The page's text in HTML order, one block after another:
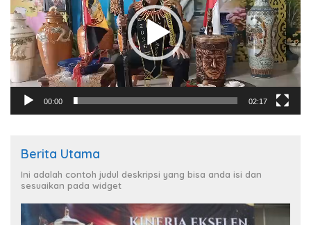
00:00 02:17
Berita Utama
Ini adalah contoh judul deskripsi yang bisa anda isi dan
sesuaikan pada widget